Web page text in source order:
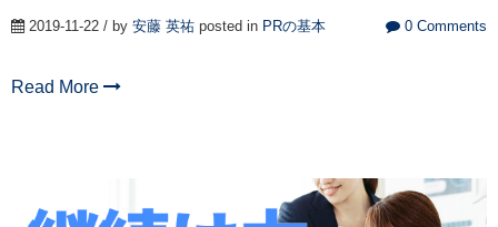
2019-11-22 / by 安藤 英祐 posted in PRの基本 0 Comments
Read More